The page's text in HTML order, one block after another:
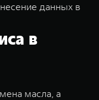
данных в
в
масла, а